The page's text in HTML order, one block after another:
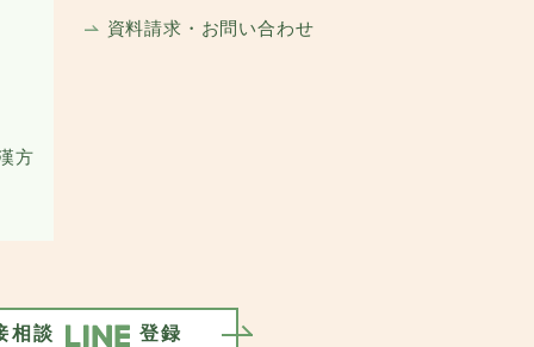
方
資料請求・お問い合わせ
相談 登録